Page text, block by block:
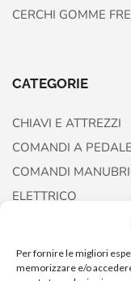
Per fornire le migliori
memorizzare e/o
CERCHI GOMME
CATEGORIE
CHIAVI E ATTREZZI
COMANDI A PEDALE
COMANDI
ELETTRICO
FORCELLE E